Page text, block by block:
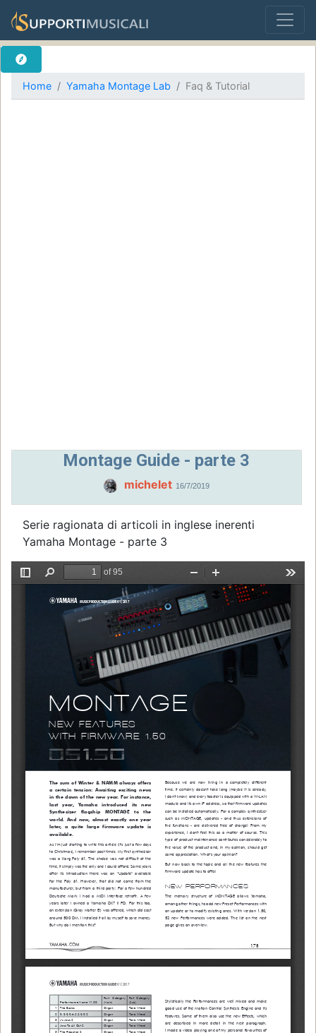
Home Yamaha Montage Lab Faq & Tutorial
Montage Guide - parte 3
michelet 16/7/2019
Serie ragionata di articoli in inglese inerenti
Yamaha Montage - parte 3